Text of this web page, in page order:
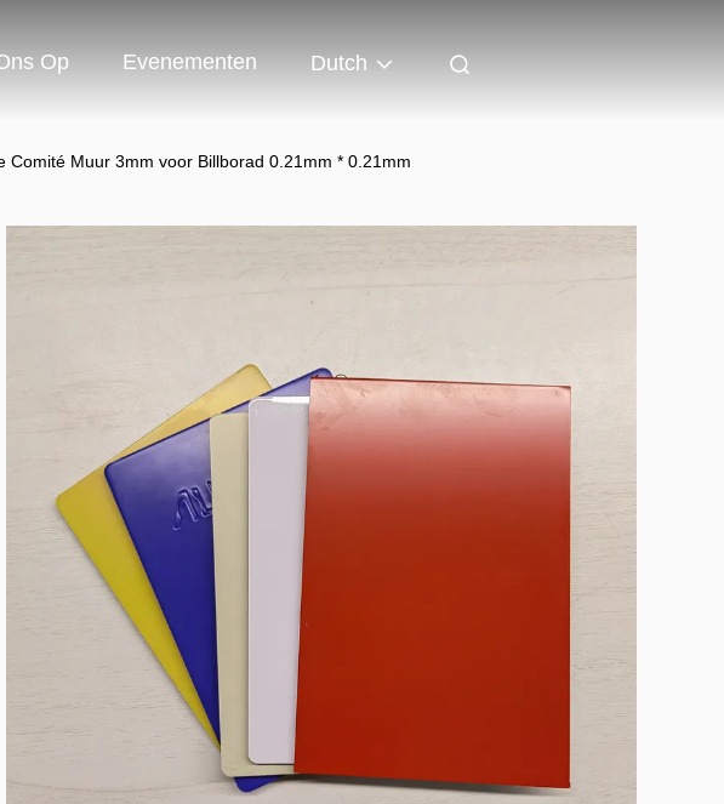
Op Evenementen Dutch
Comité Muur 3mm voor Billborad 0.21mm * 0.21mm